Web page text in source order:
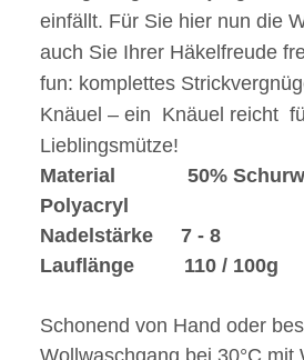
einfällt. Für Sie hier nun die
auch Sie Ihrer Häkelfreude
fun: komplettes
Knäuel – ein Knäuel reicht
Lieblingsmütze!
Material 50%
Polyacryl
Nadelstärke 7 - 8
Lauflänge 110 / 100g
Schonend von Hand oder
Wollwaschgang bei 30°C mit